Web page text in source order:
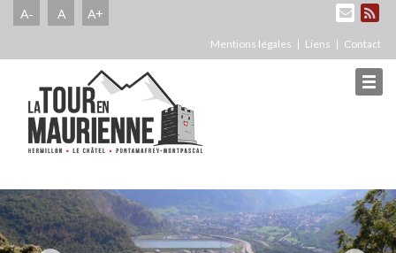
A- A A+
Mentions légales Liens Contact